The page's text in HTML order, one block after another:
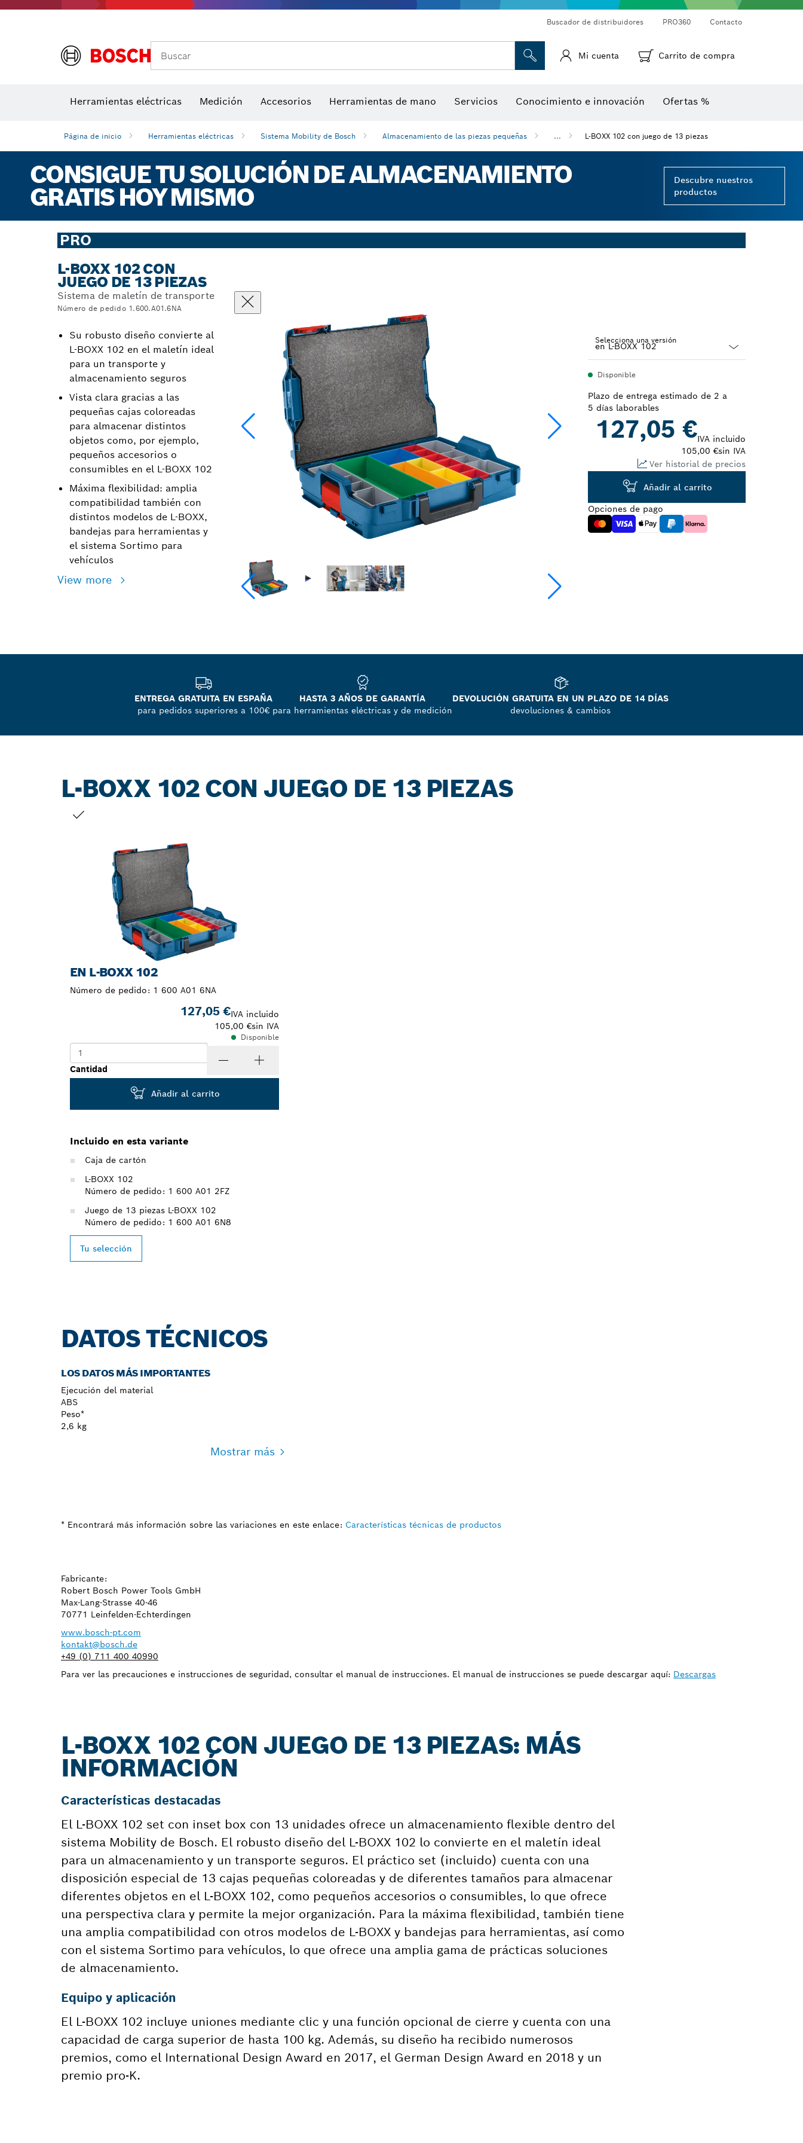
Buscador de distribuidores PRO360 Contacto
Buscar Mi cuenta Carrito de compra
Herramientas eléctricas Medición Accesorios Herramientas de mano Servicios Conocimiento e innovación Ofertas %
Página de inicio Herramientas eléctricas Sistema Mobility de Bosch Almacenamiento de las piezas pequeñas ... L-BOXX 102 con juego de 13 piezas
CONSIGUE TU SOLUCIÓN DE ALMACENAMIENTO
GRATIS HOY MISMO
Descubre nuestros
productos
PRO
L-BOXX 102 CON
JUEGO DE 13 PIEZAS
Sistema de maletín de transporte
Número de pedido 1.600.A01.6NA
Su robusto diseño convierte al
L-BOXX 102 en el maletín ideal
para un transporte y
almacenamiento seguros
Vista clara gracias a las
pequeñas cajas coloreadas
para almacenar distintos
objetos como, por ejemplo,
pequeños accesorios o
consumibles en el L-BOXX 102
Máxima flexibilidad: amplia
compatibilidad también con
distintos modelos de L-BOXX,
bandejas para herramientas y
el sistema Sortimo para
vehículos
View more
Selecciona una versión
closed
Disponible
Plazo de entrega estimado de 2 a
5 días laborables
127,05 €IVA incluido
105,00 €sin IVA
Ver historial de precios
Añadir al carrito
Opciones de pago
ENTREGA GRATUITA EN ESPAÑA
para pedidos superiores a 100€
HASTA 3 AÑOS DE GARANTÍA
para herramientas eléctricas y de medición
DEVOLUCIÓN GRATUITA EN UN PLAZO DE 14 DÍAS
devoluciones & cambios
L-BOXX 102 CON JUEGO DE 13 PIEZAS
EN L-BOXX 102
Número de pedido: 1 600 A01 6NA
127,05 €IVA incluido
105,00 €sin IVA
Disponible
Cantidad
Añadir al carrito
Incluido en esta variante
Caja de cartón
L-BOXX 102
Número de pedido: 1 600 A01 2FZ
Juego de 13 piezas L-BOXX 102
Número de pedido: 1 600 A01 6N8
Tu selección
DATOS TÉCNICOS
LOS DATOS MÁS IMPORTANTES
Ejecución del material
ABS
Peso*
2,6 kg
Mostrar más
* Encontrará más información sobre las variaciones en este enlace: Características técnicas de productos
Fabricante:
Robert Bosch Power Tools GmbH
Max-Lang-Strasse 40-46
70771 Leinfelden-Echterdingen
www.bosch-pt.com
kontakt@bosch.de
+49 (0) 711 400 40990
Para ver las precauciones e instrucciones de seguridad, consultar el manual de instrucciones. El manual de instrucciones se puede descargar aquí: Descargas
L-BOXX 102 CON JUEGO DE 13 PIEZAS: MÁS
INFORMACIÓN
Características destacadas
El L-BOXX 102 set con inset box con 13 unidades ofrece un almacenamiento flexible dentro del
sistema Mobility de Bosch. El robusto diseño del L-BOXX 102 lo convierte en el maletín ideal
para un almacenamiento y un transporte seguros. El práctico set (incluido) cuenta con una
disposición especial de 13 cajas pequeñas coloreadas y de diferentes tamaños para almacenar
diferentes objetos en el L-BOXX 102, como pequeños accesorios o consumibles, lo que ofrece
una perspectiva clara y permite la mejor organización. Para la máxima flexibilidad, también tiene
una amplia compatibilidad con otros modelos de L-BOXX y bandejas para herramientas, así como
con el sistema Sortimo para vehículos, lo que ofrece una amplia gama de prácticas soluciones
de almacenamiento.
Equipo y aplicación
El L-BOXX 102 incluye uniones mediante clic y una función opcional de cierre y cuenta con una
capacidad de carga superior de hasta 100 kg. Además, su diseño ha recibido numerosos
premios, como el International Design Award en 2017, el German Design Award en 2018 y un
premio pro-K.